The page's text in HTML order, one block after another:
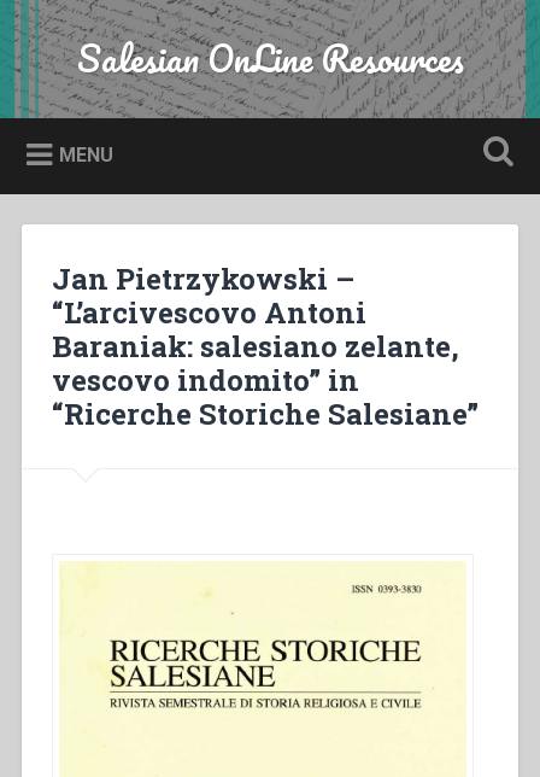
Skip
to
content
Search Salesian OnLine Resources
MENU
Jan Pietrzykowski –
“L’arcivescovo Antoni
Baraniak: salesiano zelante,
vescovo indomito” in
“Ricerche Storiche Salesiane”